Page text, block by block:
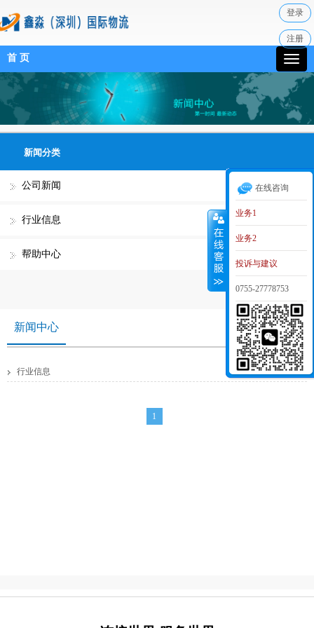
首 页
登录
注册
新闻分类
公司新闻
行业信息
帮助中心
新闻中心
行业信息 2016/12/26 15:14:38
1
在线咨询
业务1
业务2
投诉与建议
0755-27778753